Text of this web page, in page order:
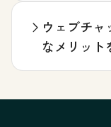
ウェブチャ
なメリット